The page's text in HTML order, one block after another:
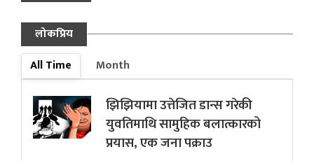
लोकप्रिय
All Time
Month
झिझियामा उत्तेजित डान्स गरेकी
युवतिमाथि सामुहिक बलात्कारको
प्रयास, एक जना पक्राउ